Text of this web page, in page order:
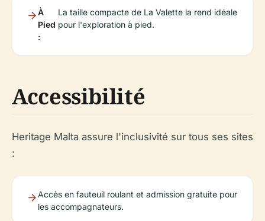
À
Pied
:
La taille compacte de La Valette la rend idéale
pour l'exploration à pied.
Accessibilité
Heritage Malta assure l'inclusivité sur tous ses sites
:
Accès en fauteuil roulant et admission gratuite pour
les accompagnateurs.